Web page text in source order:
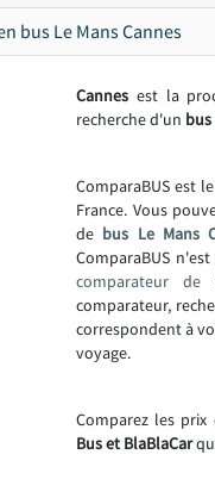
bus Le Mans Cannes
Cannes est la
recherche d'un bus
ComparaBUS est
France. Vous
de bus Le Mans
ComparaBUS
comparateur de
comparateur,
correspondent à
voyage.
Comparez les
Bus et BlaBlaCar